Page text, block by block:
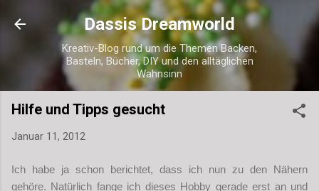
Direkt zum Hauptbereich
Dassis Dreamworld
Kreativ-Blog rund um die Themen Backen,
Basteln, Bücher, DIY und den alltäglichen
Wahnsinn
Hilfe und Tipps gesucht
Januar 11, 2012
Ich habe ja schon berichtet, dass ich nun zu den Nähern
gehöre. Natürlich fange ich dieses Hobby gerade erst an und